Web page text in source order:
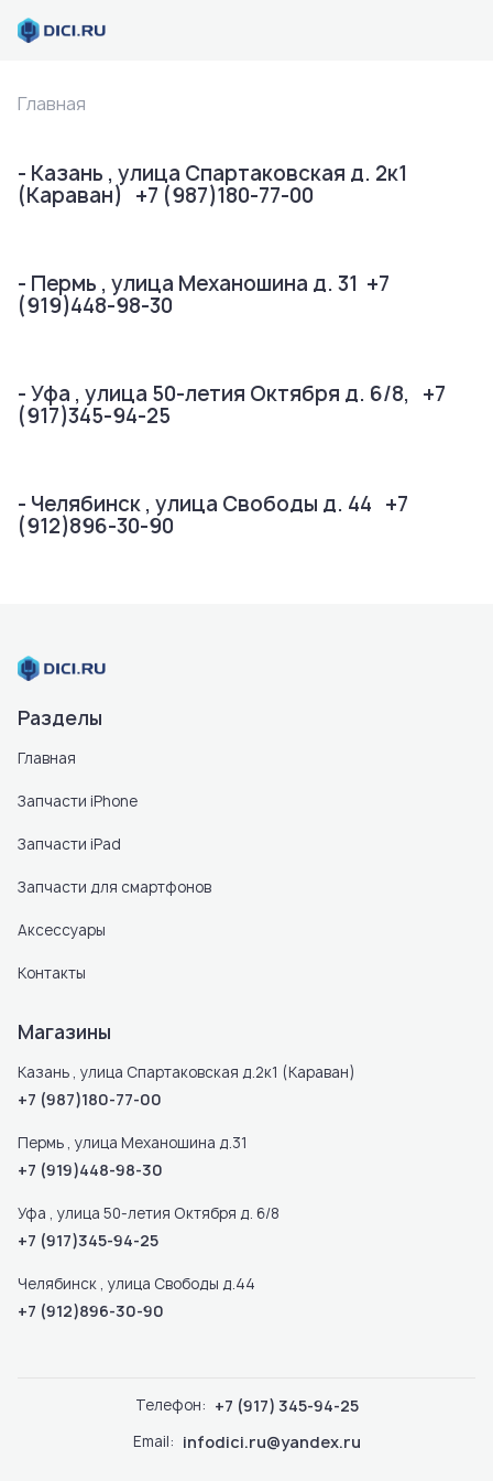
Главная
- Казань , улица Спартаковская д. 2к1
(Караван) +7 (987)180-77-00
- Пермь , улица Механошина д. 31 +7
(919)448-98-30
- Уфа , улица 50-летия Октября д. 6/8, +7
(917)345-94-25
- Челябинск , улица Свободы д. 44 +7
(912)896-30-90
Разделы
Главная
Запчасти iPhone
Запчасти iPad
Запчасти для смартфонов
Аксессуары
Контакты
Магазины
Казань , улица Спартаковская д.2к1 (Караван)
+7 (987)180-77-00
Пермь , улица Механошина д.31
+7 (919)448-98-30
Уфа , улица 50-летия Октября д. 6/8
+7 (917)345-94-25
Челябинск , улица Свободы д.44
+7 (912)896-30-90
Телефон: +7 (917) 345-94-25
Email: infodici.ru@yandex.ru